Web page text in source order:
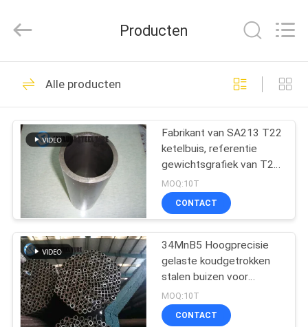
HUIS
PRODUCTEN
ONGEVEER
V.S.
FABRIEKSREIS
KWALITEITSCONTROLE
Joyruns
Steel
All
Reserved.
De naadloze Buis
van het
Precisiestaal
45
de buis van het
warmtewisselaarstaal
34
Producten
Alle producten
Fabrikant van SA213 T22
ketelbuis, referentie
gewichtsgrafiek van T22
Tube Materials
MOQ:10T
CONTACT
34MnB5 Hoogprecisie
gelaste koudgetrokken
stalen buizen voor
stabilisatorstaaf
EN10305-2/ASTM A513
MOQ:10T
CONTACT